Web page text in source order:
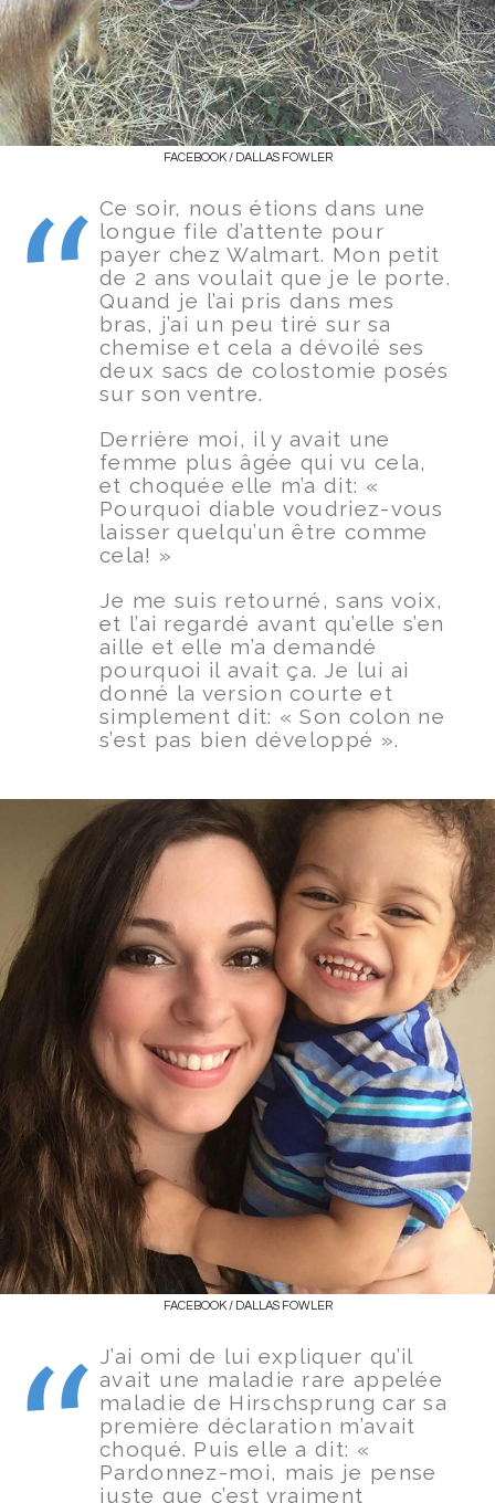
FACEBOOK / DALLAS FOWLER
Ce soir, nous étions dans une
longue file d’attente pour
payer chez Walmart. Mon petit
de 2 ans voulait que je le porte.
Quand je l’ai pris dans mes
bras, j’ai un peu tiré sur sa
chemise et cela a dévoilé ses
deux sacs de colostomie posés
sur son ventre.
Derrière moi, il y avait une
femme plus âgée qui vu cela,
et choquée elle m’a dit: «
Pourquoi diable voudriez-vous
laisser quelqu’un être comme
cela! »
Je me suis retourné, sans voix,
et l’ai regardé avant qu’elle s’en
aille et elle m’a demandé
pourquoi il avait ça. Je lui ai
donné la version courte et
simplement dit: « Son colon ne
s’est pas bien développé ».
FACEBOOK / DALLAS FOWLER
J’ai omi de lui expliquer qu’il
avait une maladie rare appelée
maladie de Hirschsprung car sa
première déclaration m’avait
choqué. Puis elle a dit: «
Pardonnez-moi, mais je pense
juste que c’est vraiment